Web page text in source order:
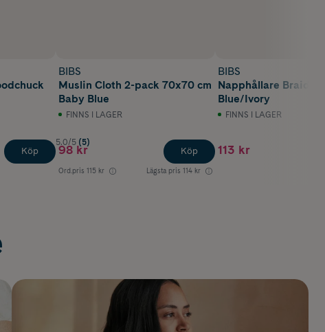
Köp
BIBS
Muslin Cloth 2-pack 70x70 cm
Baby Blue
FINNS I LAGER
5.0/5 (5)
98 kr
Ord.pris 115 kr Lägsta pris 114 kr
Köp
BIBS
Napphållare
Blue/Ivory
FINNS I LAGER
113 kr